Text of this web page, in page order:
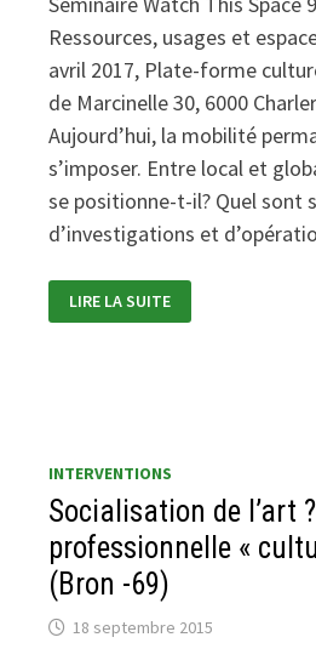
Ressources, usages et
avril 2017, Plate-forme
de Marcinelle 30, 6000
Aujourd’hui, la mobilité
s’imposer. Entre local et
se positionne-t-il? Quel sont
d’investigations et
ARTISTIQUE
POUR
LIRE LA SUITE
INTERVENTIONS
Socialisation de l’art
professionnelle «
(Bron -69)
18 septembre 2015